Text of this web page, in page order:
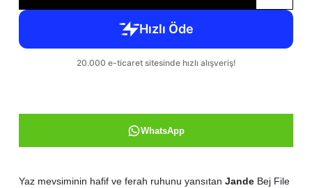
Yaz mevsiminin hafif ve ferah ruhunu yansıtan JandeBej File
WhatsApp